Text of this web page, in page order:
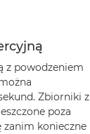
z powodzeniem
Zbiorniki z
poza
zanim konieczne